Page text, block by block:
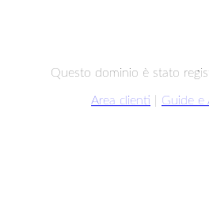
Questo dominio è stato
Area clienti Guide e